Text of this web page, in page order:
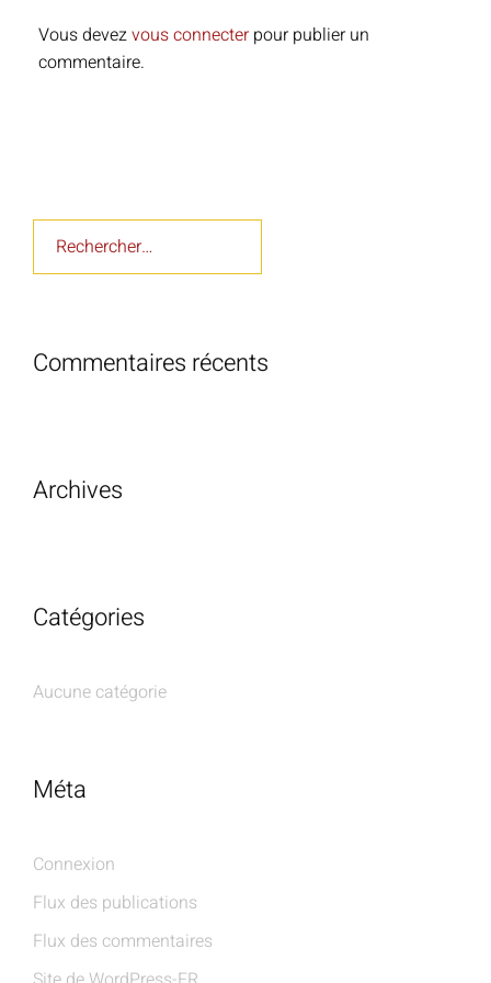
Vous devezvous connecter pour publier un
commentaire.
Commentaires récents
Archives
Catégories
Aucune catégorie
Méta
Connexion
Flux des publications
Flux des commentaires